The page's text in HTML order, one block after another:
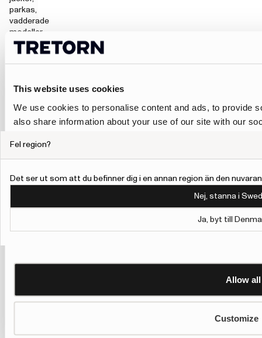
This website uses cookies
We use cookies to personalise content and ads, to provide
also share information about your use of our site with our
their services.
To give users more control over their data and ad
Learn more about Google’s Personalisation and
Allow all
Customize
parkas,
vadderade
modeller
och
vinterjackor
regn eller
beroende på
modell. För
användning
jacka som
vanliga
kallare,
dagar kan en
stor skillnad.
Fel region?
Det ser ut som att du befinner dig i en annan region än den
Nej, stanna i
Ja, byt till